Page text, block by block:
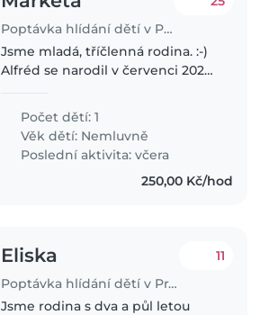
Poptávka hlídání dětí v Praha
Jsme mladá, tříčlenná rodina. :-)
Alfréd se narodil v červenci 2024
které prozkoumává svět a je
hodně aktivní. ze zdravotních
důvodů bych nyní potrebovala..
Počet dětí: 1
Věk dětí: Nemluvně
Poslední aktivita: včera
250,00 Kč/hod
Eliska
Poptávka hlídání dětí v Praha
11
Jsme rodina s dva a půl letou